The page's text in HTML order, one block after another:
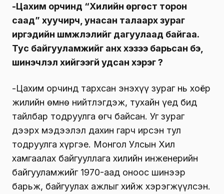
-Цахим орчинд “Хилийн өргөст торон
саад” хуучирч, унасан талаарх зураг
иргэдийн шүүмжлэлийг дагуулаад байгаа.
Тус байгууламжийг анх хэзээ барьсан бэ,
шинэчлэл хийгээгүй удсан хэрэг үү?
-Цахим орчинд тархсан энэхүү зураг нь хоёр
жилийн өмнө нийтлэгдэж, тухайн үед бид
тайлбар тодруулга өгч байсан. Уг зураг
дээрх мэдээлэл дахин гарч ирсэн тул
тодруулга хүргэе. Монгол Улсын Хил
хамгаалах байгууллага хилийн инженерийн
байгууламжийг 1970-аад оноос шинээр
барьж, байгуулах ажлыг хийж хэрэгжүүлсэн.